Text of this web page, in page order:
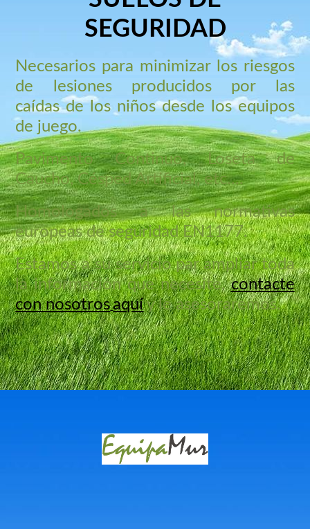
SEGURIDAD
Necesarios para minimizar los riesgos
de lesiones producidos por las
caídas de los niños desde los equipos
de juego.
Pavimento Continuo,Loseta de
Caucho,Césped Artificial, etc....
Homologados a las normativas
europeas de seguridad EN1177.
Estamos a su servicio par ampliar toda
la información que necesite,contacte
con nosotrosaquíy le asesoraremos.